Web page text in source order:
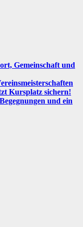
Gemeinschaft und
Kursplatz sichern!
und ein